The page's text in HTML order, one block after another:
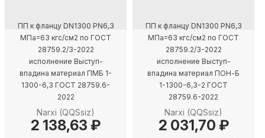
ПП к фланцу DN1300 PN6,3
МПа=63 кгс/см2 по ГОСТ
28759.2/3-2022
исполнение Выступ-
впадина материал ПМБ 1-
1300-6,3 ГОСТ 28759.6-
2022
Narxi (QQSsiz)
2 138,63 ₽
ПП к фланцу DN1300 PN6,3
МПа=63 кгс/см2 по ГОСТ
28759.2/3-2022
исполнение Выступ-
впадина материал ПОН-Б
1-1300-6,3-2 ГОСТ
28759.6-2022
Narxi (QQSsiz)
2 031,70 ₽